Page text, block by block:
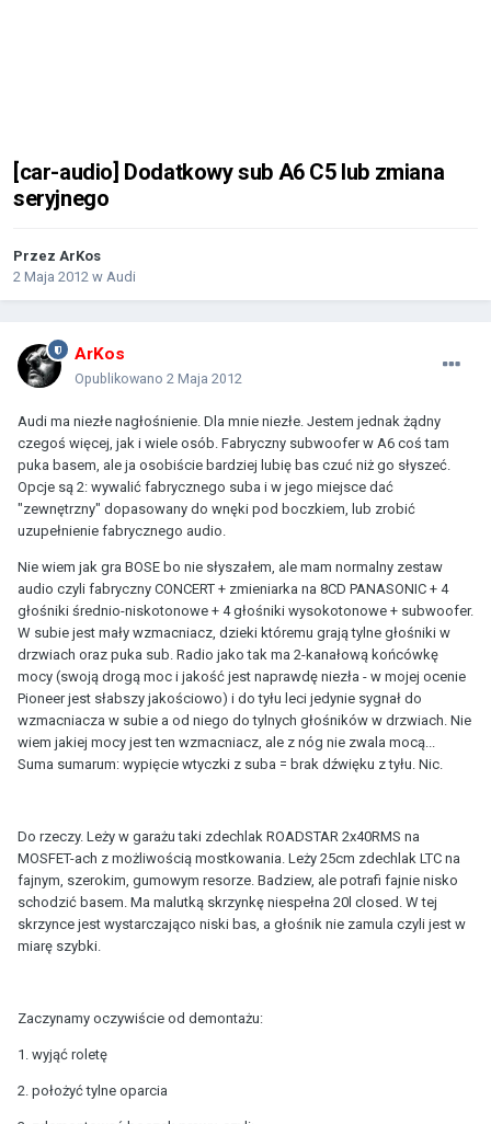
[car-audio] Dodatkowy sub A6 C5 lub zmiana
seryjnego
Przez ArKos
2 Maja 2012 w Audi
ArKos
Opublikowano 2 Maja 2012
Audi ma niezłe nagłośnienie. Dla mnie niezłe. Jestem jednak żądny
czegoś więcej, jak i wiele osób. Fabryczny subwoofer w A6 coś tam
puka basem, ale ja osobiście bardziej lubię bas czuć niż go słyszeć.
Opcje są 2: wywalić fabrycznego suba i w jego miejsce dać
"zewnętrzny" dopasowany do wnęki pod boczkiem, lub zrobić
uzupełnienie fabrycznego audio.
Nie wiem jak gra BOSE bo nie słyszałem, ale mam normalny zestaw
audio czyli fabryczny CONCERT + zmieniarka na 8CD PANASONIC + 4
głośniki średnio-niskotonowe + 4 głośniki wysokotonowe + subwoofer.
W subie jest mały wzmacniacz, dzieki któremu grają tylne głośniki w
drzwiach oraz puka sub. Radio jako tak ma 2-kanałową końcówkę
mocy (swoją drogą moc i jakość jest naprawdę niezła - w mojej ocenie
Pioneer jest słabszy jakościowo) i do tyłu leci jedynie sygnał do
wzmacniacza w subie a od niego do tylnych głośników w drzwiach. Nie
wiem jakiej mocy jest ten wzmacniacz, ale z nóg nie zwala mocą...
Suma sumarum: wypięcie wtyczki z suba = brak dźwięku z tyłu. Nic.
Do rzeczy. Leży w garażu taki zdechlak ROADSTAR 2x40RMS na
MOSFET-ach z możliwością mostkowania. Leży 25cm zdechlak LTC na
fajnym, szerokim, gumowym resorze. Badziew, ale potrafi fajnie nisko
schodzić basem. Ma malutką skrzynkę niespełna 20l closed. W tej
skrzynce jest wystarczająco niski bas, a głośnik nie zamula czyli jest w
miarę szybki.
Zaczynamy oczywiście od demontażu:
1. wyjąć roletę
2. położyć tylne oparcia